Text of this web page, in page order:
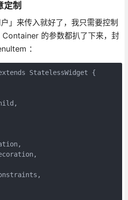
定制
」来传入就好了，我只需要控制
的参数都扒了下来，封
：
StatelessWidget {